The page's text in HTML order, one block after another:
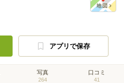
アプリで保存
写真
264
口コミ
41